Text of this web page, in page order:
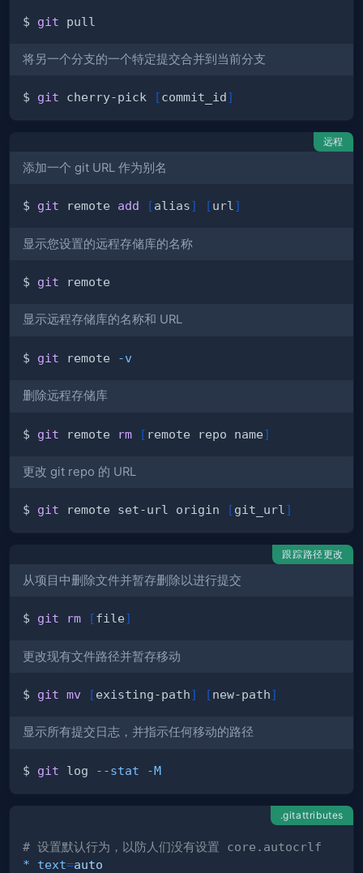
$ git
将另一个分支的一个特定提交合并到当前分支
$ git cherry-pick [commit_id]
远程
添加一个 git URL 作为别名
$ git remote add [alias] [url ]
显示您设置的远程存储库的名称
$ git
显示远程存储库的名称和 URL
$ git remote -v
删除远程存储库
$ git remote rm [ remote repo name]
更改 git repo 的 URL
$ git remote set-url origin [git_url ]
跟踪路径更改
从项目中删除文件并暂存删除以进行提交
$ git rm [file]
更改现有文件路径并暂存移动
$ git mv [existing-path] [new-path]
显示所有提交日志，并指示任何移动的路径
$ git log --stat -M
.gitattributes
# 设置默认行为，以防人们没有设置 core.autocrlf
* text=auto